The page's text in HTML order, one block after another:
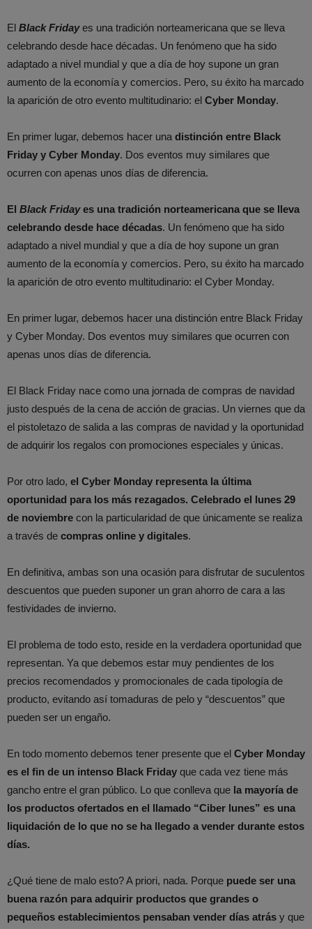
El Black Friday es una tradición norteamericana que se lleva
celebrando desde hace décadas. Un fenómeno que ha sido
adaptado a nivel mundial y que a día de hoy supone un gran
aumento de la economía y comercios. Pero, su éxito ha marcado
la aparición de otro evento multitudinario: el Cyber Monday.
En primer lugar, debemos hacer una distinción entre Black
Friday y Cyber Monday. Dos eventos muy similares que
ocurren con apenas unos días de diferencia.
El Black Fridayes una tradición norteamericana que se lleva
celebrando desde hace décadas. Un fenómeno que ha sido
adaptado a nivel mundial y que a día de hoy supone un gran
aumento de la economía y comercios. Pero, su éxito ha marcado
la aparición de otro evento multitudinario: el Cyber Monday.
En primer lugar, debemos hacer una distinción entre Black Friday
y Cyber Monday. Dos eventos muy similares que ocurren con
apenas unos días de diferencia.
El Black Friday nace como una jornada de compras de navidad
justo después de la cena de acción de gracias. Un viernes que da
el pistoletazo de salida a las compras de navidad y la oportunidad
de adquirir los regalos con promociones especiales y únicas.
Por otro lado, el Cyber Monday representa la última
oportunidad para los más rezagados. Celebrado el lunes 29
de noviembre con la particularidad de que únicamente se realiza
a través de compras online y digitales.
En definitiva, ambas son una ocasión para disfrutar de suculentos
descuentos que pueden suponer un gran ahorro de cara a las
festividades de invierno.
El problema de todo esto, reside en la verdadera oportunidad que
representan. Ya que debemos estar muy pendientes de los
precios recomendados y promocionales de cada tipología de
producto, evitando así tomaduras de pelo y “descuentos” que
pueden ser un engaño.
En todo momento debemos tener presente que el Cyber Monday
es el fin de un intenso Black Friday que cada vez tiene más
gancho entre el gran público. Lo que conlleva que la mayoría de
los productos ofertados en el llamado “Ciber lunes” es una
liquidación de lo que no se ha llegado a vender durante estos
días.
¿Qué tiene de malo esto? A priori, nada. Porque puede ser una
buena razón para adquirir productos que grandes o
pequeños establecimientos pensaban vender días atrás y que